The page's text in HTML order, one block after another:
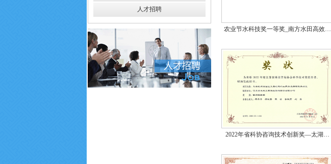
人才招聘
农业节水科技奖一等奖_南方水田高效…
2022年省科协咨询技术创新奖—太湖…